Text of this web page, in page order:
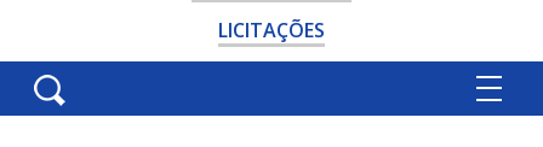
LICITAÇÕES